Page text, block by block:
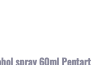
spray 60ml Pentart